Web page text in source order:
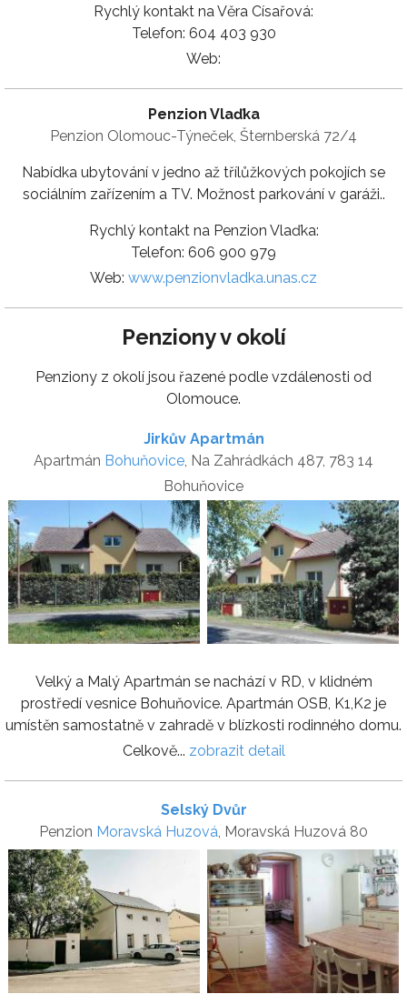
Rychlý kontakt na Věra Císařová:
Telefon: 604 403 930
Web:
Penzion Vlaďka
Penzion Olomouc-Týneček, Šternberská 72/4
Nabídka ubytování v jedno až třílůžkových pokojích se
sociálním zařízením a TV. Možnost parkování v garáži..
Rychlý kontakt na Penzion Vlaďka:
Telefon: 606 900 979
Web: www.penzionvladka.unas.cz
Penziony v okolí
Penziony z okolí jsou řazené podle vzdálenosti od
Olomouce.
Jirkův Apartmán
Apartmán Bohuňovice , Na Zahrádkách 487, 783 14
Bohuňovice
Velký a Malý Apartmán se nachází v RD, v klidném
prostředí vesnice Bohuňovice. Apartmán OSB, K1,K2 je
umístěn samostatně v zahradě v blízkosti rodinného domu.
Celkově... zobrazit detail
Selský Dvůr
Penzion Moravská Huzová , Moravská Huzová 80